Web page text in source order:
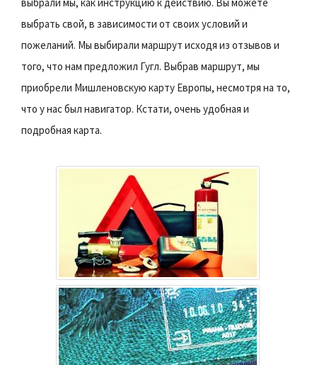
выбрать свой, в зависимости от своих условий и
пожеланий. Мы выбирали маршрут исходя из отзывов и
того, что нам предложил Гугл. Выбрав маршрут, мы
приобрели Мишленовскую карту Европы, несмотря на то,
что у нас был навигатор. Кстати, очень удобная и
подробная карта.